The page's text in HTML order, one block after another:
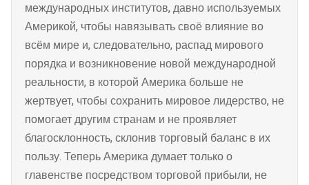
международных институтов, давно используемых
Америкой, чтобы навязывать своё влияние во
всём мире и, следовательно, распад мирового
порядка и возникновение новой международной
реальности, в которой Америка больше не
жертвует, чтобы сохранить мировое лидерство, не
помогает другим странам и не проявляет
благосклонность, склонив торговый баланс в их
пользу. Теперь Америка думает только о
главенстве посредством торговой прибыли, не